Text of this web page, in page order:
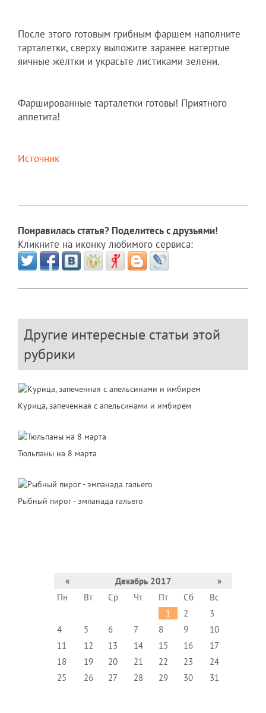
После этого готовым грибным фаршем наполните
тарталетки, сверху выложите заранее натертые
яичные желтки и украсьте листиками зелени.
Фаршированные тарталетки готовы! Приятного
аппетита!
Источник
Понравилась статья? Поделитесь с друзьями!
Кликните на иконку любимого сервиса:
Другие интересные статьи этой
рубрики
Курица, запеченная с апельсинами и имбирем
Тюльпаны на 8 марта
Рыбный пирог - эмпанада гальего
« Декабрь 2017
»
Пн
Вт Ср Чт Пт Сб
Вс
1
2
3
4
5 6 7 8 9
10
11
12 13 14 15 16
17
18
19 20 21 22 23
24
25
26 27 28 29 30 31